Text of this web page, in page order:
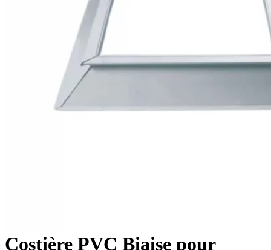
Costière PVC Biaise pour